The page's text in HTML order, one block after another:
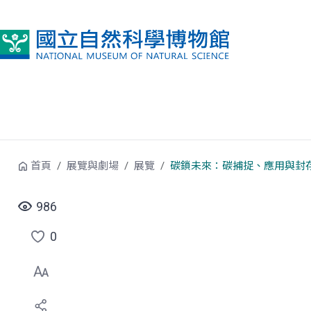
首頁 展覽與劇場 展覽 碳鎖未來：碳捕捉、應用與封
986
點
選
喜
0